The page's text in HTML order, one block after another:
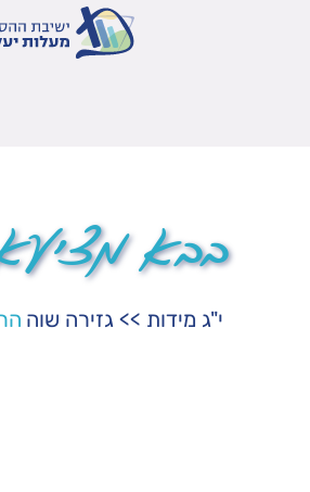
בבא
י"ג מידות >> גזירה שוה